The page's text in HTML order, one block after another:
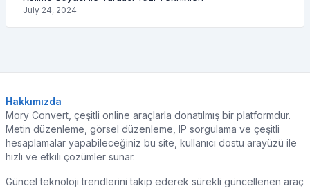
July 24, 2024
Hakkımızda
Mory Convert, çeşitli online araçlarla donatılmış bir platformdur.
Metin düzenleme, görsel düzenleme, IP sorgulama ve çeşitli
hesaplamalar yapabileceğiniz bu site, kullanıcı dostu arayüzü ile
hızlı ve etkili çözümler sunar.
Güncel teknoloji trendlerini takip ederek sürekli güncellenen araç